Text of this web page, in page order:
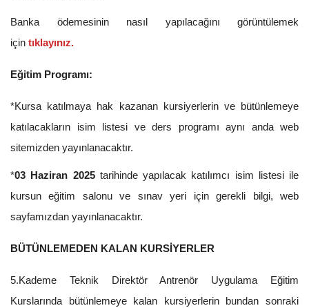
Banka ödemesinin nasıl yapılacağını görüntülemek
için tıklayınız.
Eğitim Programı:
*Kursa katılmaya hak kazanan kursiyerlerin ve bütünlemeye
katılacakların isim listesi ve ders programı aynı anda web
sitemizden yayınlanacaktır.
*03 Haziran 2025 tarihinde yapılacak katılımcı isim listesi ile
kursun eğitim salonu ve sınav yeri için gerekli bilgi, web
sayfamızdan yayınlanacaktır.
BÜTÜNLEMEDEN KALAN KURSİYERLER
5.Kademe Teknik Direktör Antrenör Uygulama Eğitim
Kurslarında bütünlemeye kalan kursiyerlerin bundan sonraki